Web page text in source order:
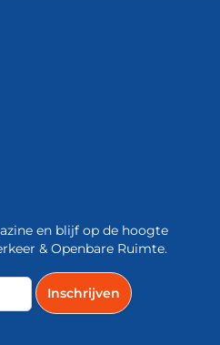
en blijf op de hoogte
& Openbare Ruimte.